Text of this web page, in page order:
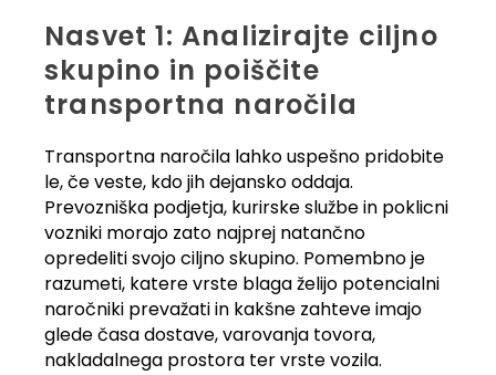
Nasvet 1: Analizirajte ciljno
skupino in poiščite
transportna naročila
Transportna naročila lahko uspešno pridobite
le, če veste, kdo jih dejansko oddaja.
Prevozniška podjetja, kurirske službe in poklicni
vozniki morajo zato najprej natančno
opredeliti svojo ciljno skupino. Pomembno je
razumeti, katere vrste blaga želijo potencialni
naročniki prevažati in kakšne zahteve imajo
glede časa dostave, varovanja tovora,
nakladalnega prostora ter vrste vozila.